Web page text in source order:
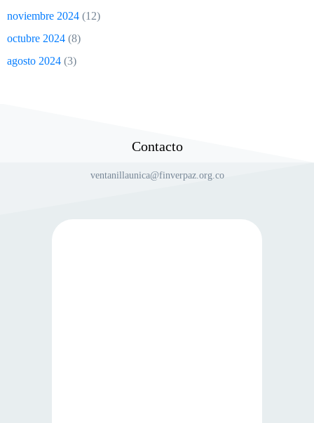
noviembre 2024 (12)
octubre 2024 (8)
agosto 2024 (3)
Contacto
ventanillaunica@finverpaz.org.co